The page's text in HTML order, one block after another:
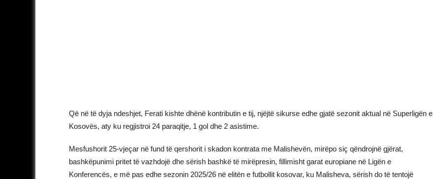
Që në të dyja ndeshjet, Ferati kishte dhënë kontributin e tij, njëjtë sikurse edhe gjatë sezonit aktual në Superligën e
Kosovës, aty ku regjistroi 24 paraqitje, 1 gol dhe 2 asistime.
Mesfushorit 25-vjeçar në fund të qershorit i skadon kontrata me Malishevën, mirëpo siç qëndrojnë gjërat,
bashkëpunimi pritet të vazhdojë dhe sërish bashkë të mirëpresin, fillimisht garat europiane në Ligën e
Konferencës, e më pas edhe sezonin 2025/26 në elitën e futbollit kosovar, ku Malisheva, sërish do të tentojë